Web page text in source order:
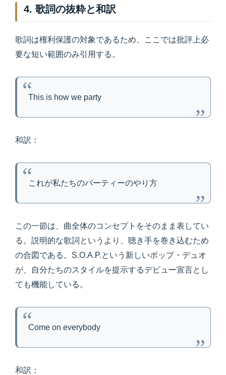
4. 歌詞の抜粋と和訳
歌詞は権利保護の対象であるため、ここでは批評上必
要な短い範囲のみ引用する。
This is how we party
和訳：
これが私たちのパーティーのやり方
この一節は、曲全体のコンセプトをそのまま表してい
る。説明的な歌詞というより、聴き手を巻き込むため
の合図である。S.O.A.P.という新しいポップ・デュオ
が、自分たちのスタイルを提示するデビュー宣言とし
ても機能している。
Come on everybody
和訳：